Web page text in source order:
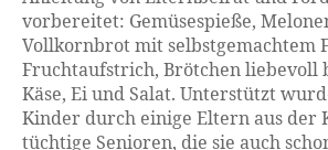
vorbereitet: Gemüsespieße,
Vollkornbrot mit selbstgemachtem
Fruchtaufstrich, Brötchen liebevoll
Käse, Ei und Salat. Unterstützt
Kinder durch einige Eltern aus der
tüchtige Senioren, die sie auch